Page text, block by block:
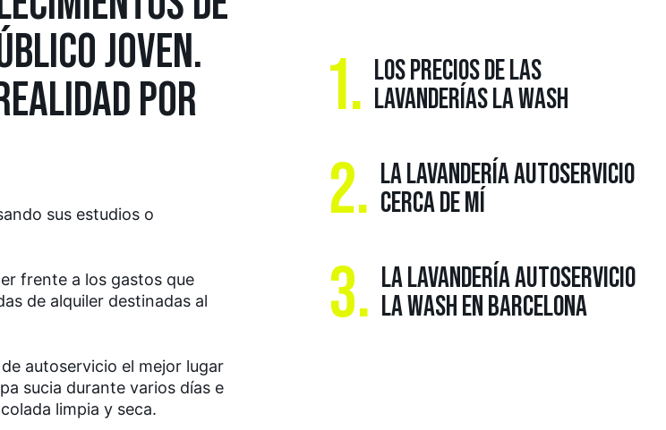
JOVEN.
POR
sus estudios o
frente a los gastos que
de alquiler destinadas al
autoservicio el mejor lugar
sucia durante varios días e
limpia y seca.
1. LOS PRECIOS DE LAS
LAVANDERÍAS LA WASH
2. LA LAVANDERÍA AUTOSERVICIO
CERCA DE MÍ
3. LA LAVANDERÍA AUTOSERVICIO
LA WASH EN BARCELONA